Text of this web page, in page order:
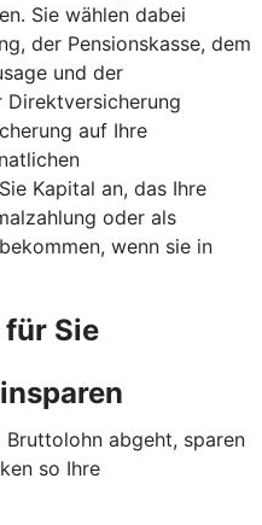
Sie wählen dabei
der Pensionskasse, dem
und der
Direktversicherung
auf Ihre
Kapital an, das Ihre
oder als
wenn sie in
Sie
abgeht, sparen
so Ihre